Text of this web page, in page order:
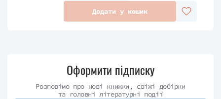
Додати у кошик
Оформити підписку
Розповімо про нові книжки, свіжі добірки
та головні літературні події